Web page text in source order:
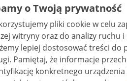
są
bez
o Twoją prywatność
pliki cookie w celu
witryny oraz do analizy ruchu i
lepiej dostosować treści do
cookie mogą pozwalać na
konkretnego